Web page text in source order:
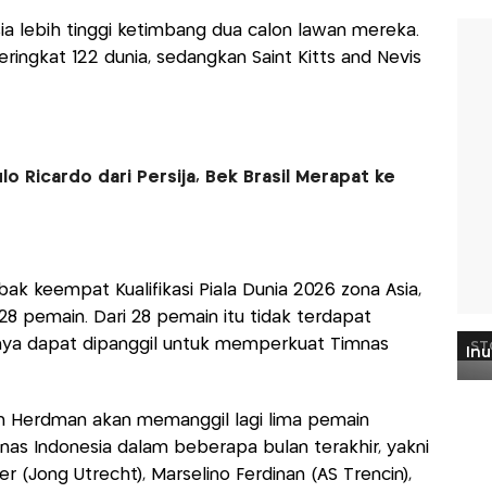
lebih tinggi ketimbang dua calon lawan mereka.
122 dunia, sedangkan Saint Kitts and Nevis
Ricardo dari Persija, Bek Brasil Merapat ke
keempat Kualifikasi Piala Dunia 2026 zona Asia,
pemain. Dari 28 pemain itu tidak terdapat
dapat dipanggil untuk memperkuat Timnas
akan memanggil lagi lima pemain
Indonesia dalam beberapa bulan terakhir, yakni
(Jong Utrecht), Marselino Ferdinan (AS Trencin),